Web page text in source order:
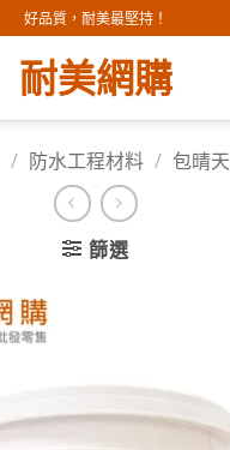
好品質，耐美最堅持！
耐美網購
/ 防水工程材料 / 包晴天
篩選